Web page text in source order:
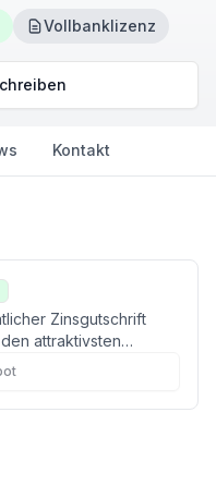
Vollbanklizenz
Kontakt
Zinsgutschrift
attraktivsten